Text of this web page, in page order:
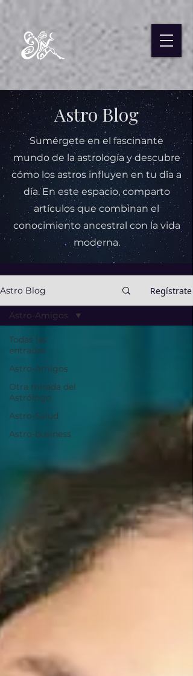
Astro Blog
Sumérgete en el fascinante
mundo de la astrología y descubre
cómo los astros influyen en tu día a
día. En este espacio, comparto
artículos que combinan el
conocimiento ancestral con la vida
moderna.
Astro Blog Regístrate
Todas las
entradas
Astro-Amigos
Otra mirada del
Astrólogo
Astro-Salud
Astro-business
Astro-Amigos